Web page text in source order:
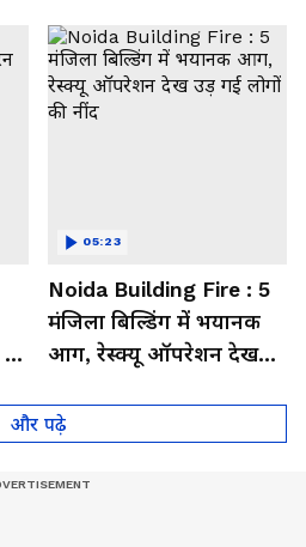
Noida Building Fire : 5
मंजिला बिल्डिंग में भयानक
आग, रेस्क्यू ऑपरेशन देख
05:23
और पढ़े